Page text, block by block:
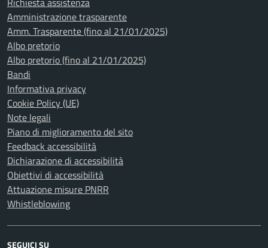
Amministrazione trasparente
Amm. Trasparente (fino al 21/01/2025)
Albo pretorio
Albo pretorio (fino al 21/01/2025)
Bandi
Informativa privacy
Cookie Policy (UE)
Note legali
Piano di miglioramento del sito
Feedback accessibilità
Dichiarazione di accessibilità
Obiettivi di accessibilità
Attuazione misure PNRR
Whistleblowing
SEGUICI SU